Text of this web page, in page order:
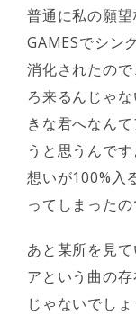
普通に私の願望
GAMESでシン
消化されたの
ろ来るんじゃ
きな君へなん
うと思うんで
想いが100%入
ってしまったの
あと某所を見
アという曲の
じゃないでし